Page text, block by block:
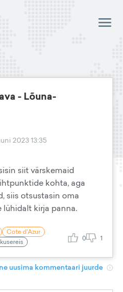
- Lõuna-
2023 13:35
siit värskemaid
kohta, aga
siis otsustasin oma
kirja panna.
Cote d'Azur
0 1
uusima kommentaari juurde